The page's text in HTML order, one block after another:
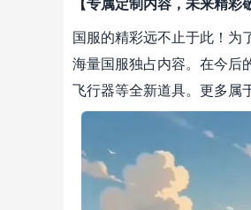
【专属定制内容，未来精彩
国服的精彩远不止于此！为
海量国服独占内容。在今后
飞行器等全新道具。更多属